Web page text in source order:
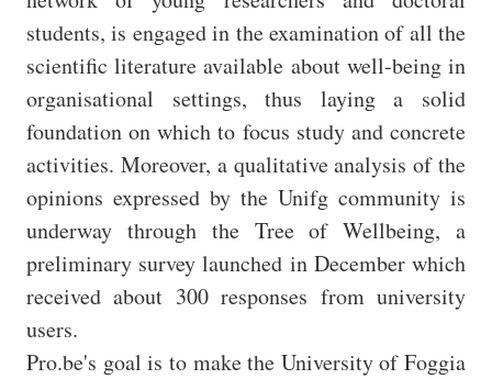
students, is engaged in the examination of all the
scientific literature available about well-being in
organisational settings, thus laying a solid
foundation on which to focus study and concrete
activities. Moreover, a qualitative analysis of the
opinions expressed by the Unifg community is
underway through the Tree of Wellbeing, a
preliminary survey launched in December which
received about 300 responses from university
users.
Pro.be's goal is to make the University of Foggia